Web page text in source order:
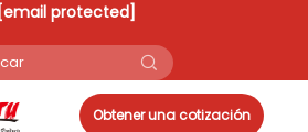
[email protected]
Obtener una cotización